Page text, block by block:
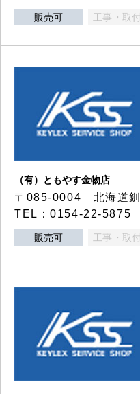
販売可 工事・取
（有）ともやす金物店
〒085-0004 北海道
TEL：0154-22-5875
販売可 工事・取